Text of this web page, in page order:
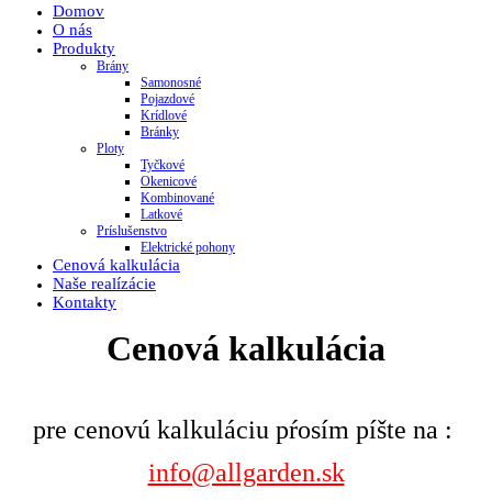
Domov
O nás
Produkty
Brány
Samonosné
Pojazdové
Krídlové
Bránky
Ploty
Tyčkové
Okenicové
Kombinované
Latkové
Príslušenstvo
Elektrické pohony
Cenová kalkulácia
Naše realízácie
Kontakty
Cenová kalkulácia
pre cenovú kalkuláciu pŕosím píšte na :
info@allgarden.sk